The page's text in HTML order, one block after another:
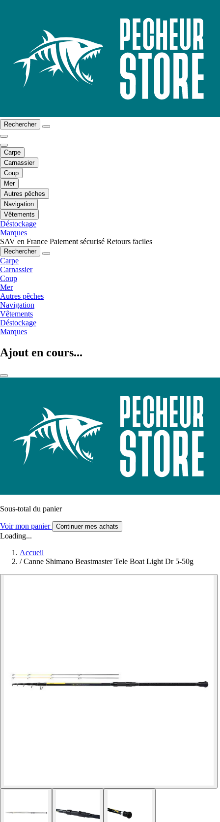
Rechercher
Carpe
Carnassier
Coup
Mer
Autres pêches
Navigation
Vêtements
Déstockage
Marques
SAV en France Paiement sécurisé Retours faciles
Rechercher
Carpe
Carnassier
Coup
Mer
Autres pêches
Navigation
Vêtements
Déstockage
Marques
Ajout en cours...
Sous-total du panier
Voir mon panier Continuer mes achats
Loading...
Accueil
/ Canne Shimano Beastmaster Tele Boat Light Dr 5-50g